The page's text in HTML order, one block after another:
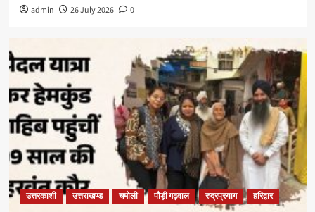
admin 26 July 2026 0
उत्तरकाशी उत्तराखण्ड चमोली पौड़ी गढ़वाल रुद्रप्रयाग हरिद्वार